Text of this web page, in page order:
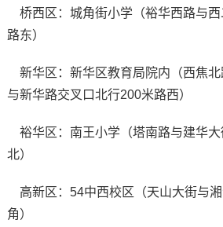
桥西区：城角街小学（裕华西路与西
路东）
新华区：新华区教育局院内（西焦
与新华路交叉口北行200米路西）
裕华区：南王小学（塔南路与建华
北）
高新区：54中西校区（天山大街与
角）